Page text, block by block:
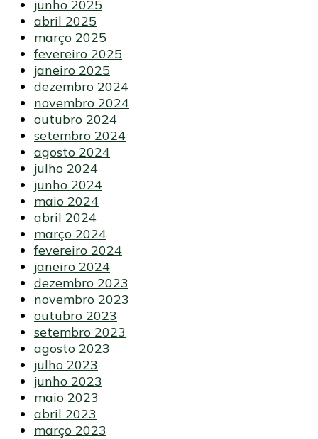
junho 2025
abril 2025
março 2025
fevereiro 2025
janeiro 2025
dezembro 2024
novembro 2024
outubro 2024
setembro 2024
agosto 2024
julho 2024
junho 2024
maio 2024
abril 2024
março 2024
fevereiro 2024
janeiro 2024
dezembro 2023
novembro 2023
outubro 2023
setembro 2023
agosto 2023
julho 2023
junho 2023
maio 2023
abril 2023
março 2023